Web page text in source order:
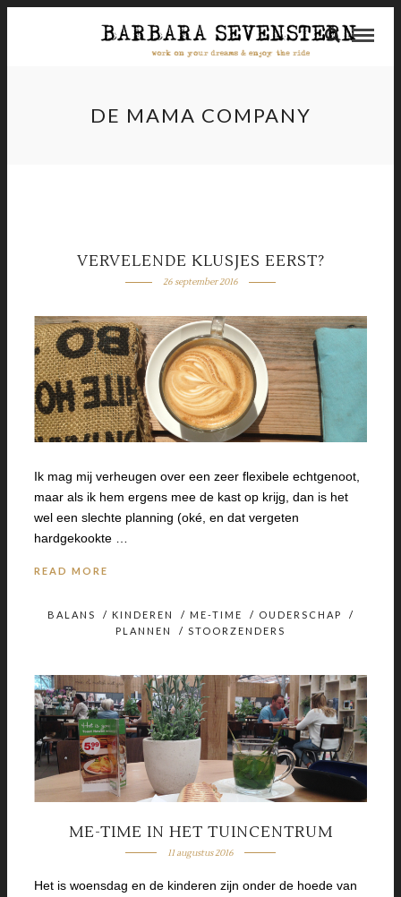
DE MAMA COMPANY
VERVELENDE KLUSJES EERST?
26 september 2016
Ik mag mij verheugen over een zeer flexibele echtgenoot,
maar als ik hem ergens mee de kast op krijg, dan is het
wel een slechte planning (oké, en dat vergeten
hardgekookte …
READ MORE
BALANS / KINDEREN / ME-TIME / OUDERSCHAP
/
PLANNEN
/ STOORZENDERS
ME-TIME IN HET TUINCENTRUM
11 augustus 2016
Het is woensdag en de kinderen zijn onder de hoede van